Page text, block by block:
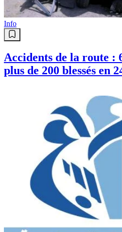
Info
Accidents de la route :
plus de 200 blessés en